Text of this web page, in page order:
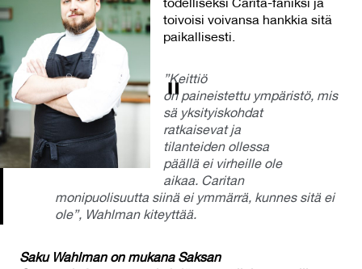
todelliseksi Carita-faniksi ja
toivoisi voivansa hankkia sitä
paikallisesti.
”Keittiö
on paineistettu ympäristö, mis
sä yksityiskohdat
ratkaisevat ja
tilanteiden ollessa
päällä ei virheille ole
aikaa. Caritan
monipuolisuutta siinä ei ymmärrä, kunnes sitä ei
ole”, Wahlman kiteyttää.
Saku Wahlman on mukana Saksan